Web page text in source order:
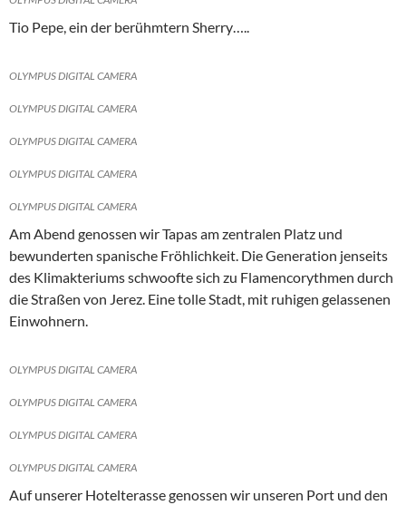
Tio Pepe, ein der berühmtern Sherry…..
OLYMPUS DIGITAL CAMERA
OLYMPUS DIGITAL CAMERA
OLYMPUS DIGITAL CAMERA
OLYMPUS DIGITAL CAMERA
OLYMPUS DIGITAL CAMERA
Am Abend genossen wir Tapas am zentralen Platz und
bewunderten spanische Fröhlichkeit. Die Generation jenseits
des Klimakteriums schwoofte sich zu Flamencorythmen durch
die Straßen von Jerez. Eine tolle Stadt, mit ruhigen gelassenen
Einwohnern.
OLYMPUS DIGITAL CAMERA
OLYMPUS DIGITAL CAMERA
OLYMPUS DIGITAL CAMERA
OLYMPUS DIGITAL CAMERA
Auf unserer Hotelterasse genossen wir unseren Port und den